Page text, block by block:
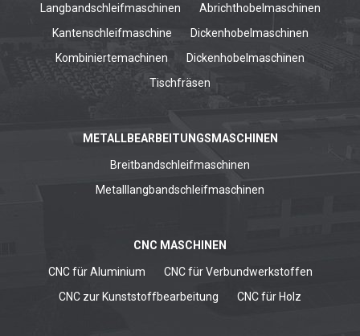
Langbandschleifmaschinen
Abrichthobelmaschinen
Kantenschleifmaschine
Dickenhobelmaschinen
Kombiniertemachinen
Dickenhobelmaschinen
Tischfräsen
METALLBEARBEITUNGSMASCHINEN
Breitbandschleifmaschinen
Metalllangbandschleifmaschinen
CNC MASCHINEN
CNC für Aluminium
CNC für Verbundwerkstoffen
CNC zur Kunststoffbearbeitung
CNC für Holz